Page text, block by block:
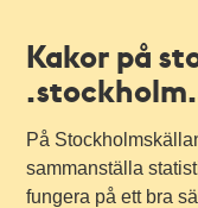
Kakor på
På
sammanställa
fungera på ett bra